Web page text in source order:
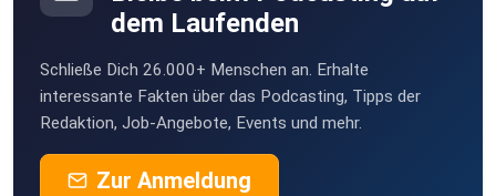
dem Laufenden
Schließe Dich 26.000+ Menschen an. Erhalte
interessante Fakten über das Podcasting, Tipps der
Redaktion, Job-Angebote, Events und mehr.
Zur Anmeldung